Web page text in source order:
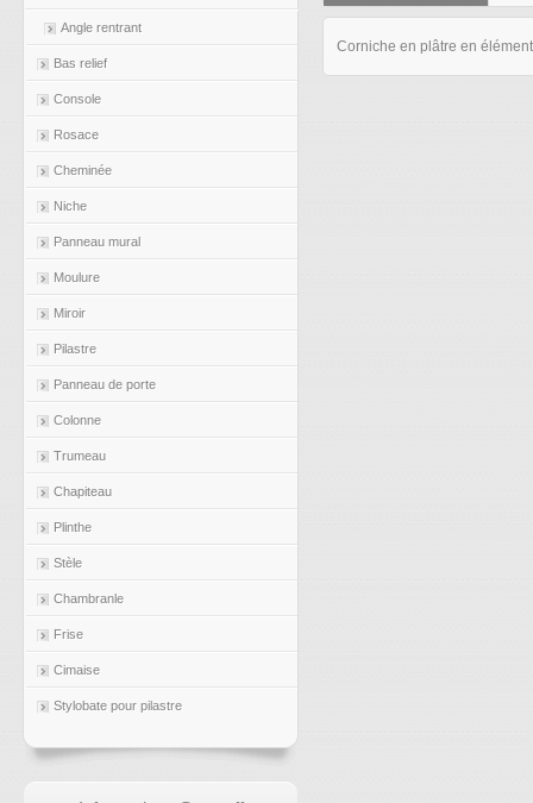
Angle rentrant
Bas relief
Console
Rosace
Cheminée
Niche
Panneau mural
Moulure
Miroir
Pilastre
Panneau de porte
Colonne
Trumeau
Chapiteau
Plinthe
Stèle
Chambranle
Frise
Cimaise
Stylobate pour pilastre
Corniche en plâtre en